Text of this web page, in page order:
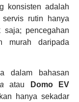
konsisten adalah
rutin hanya
saja; pencegahan
daripada
dalam bahasan
atau
Domo EV
hanya sekadar